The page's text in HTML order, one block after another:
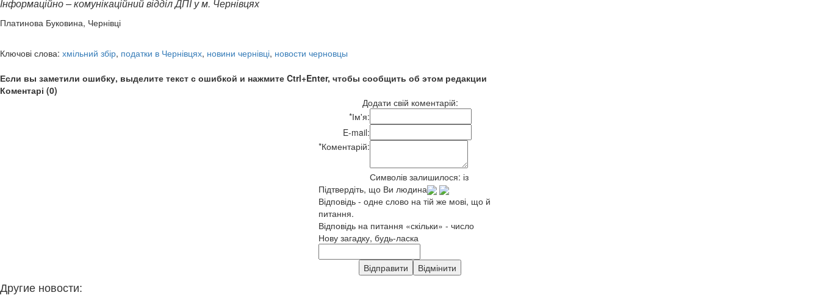
Інформаційно – комунікаційний відділ ДПІ у м. Чернівцях
Платинова Буковина, Чернівці
Ключові слова: хмільний збір, податки в Чернівцях, новини чернівці, новости черновцы
Если вы заметили ошибку, выделите текст с ошибкой и нажмите Ctrl+Enter, чтобы сообщить об этом редакции
Коментарі (0)
Додати свій коментарій:
*Ім'я:
E-mail:
*Коментарій:
Символів залишилося: із
Підтвердіть, що Ви людина
Відповідь - одне слово на тій же мові, що й
питання.
Відповідь на питання «скільки» - число
Нову загадку, будь-ласка
Другие новости: